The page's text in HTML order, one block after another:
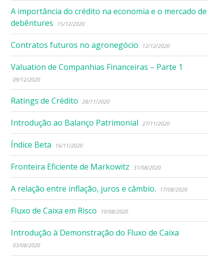
A importância do crédito na economia e o mercado de
debêntures
15/12/2020
Contratos futuros no agronegócio 12/12/2020
Valuation de Companhias Financeiras – Parte 1
09/12/2020
Ratings de Crédito 28/11/2020
Introdução ao Balanço Patrimonial 27/11/2020
Índice Beta 16/11/2020
Fronteira Eficiente de Markowitz 31/08/2020
A relação entre inflação, juros e câmbio. 17/08/2020
Fluxo de Caixa em Risco 10/08/2020
Introdução à Demonstração do Fluxo de Caixa
03/08/2020